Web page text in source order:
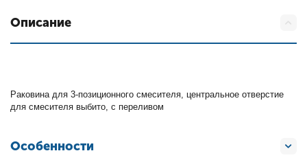
Описание
Раковина для 3-позиционного смесителя, центральное отверстие
для смесителя выбито, с переливом
Особенности